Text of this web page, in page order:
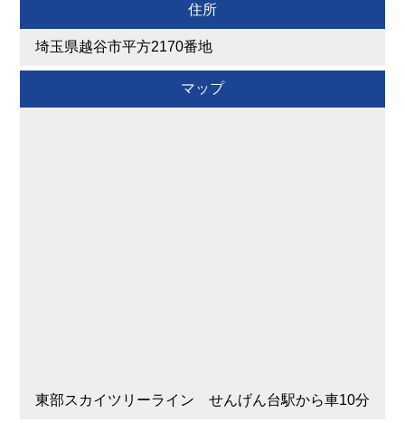
住所
埼玉県越谷市平方2170番地
マップ
東部スカイツリーライン せんげん台駅から車10分